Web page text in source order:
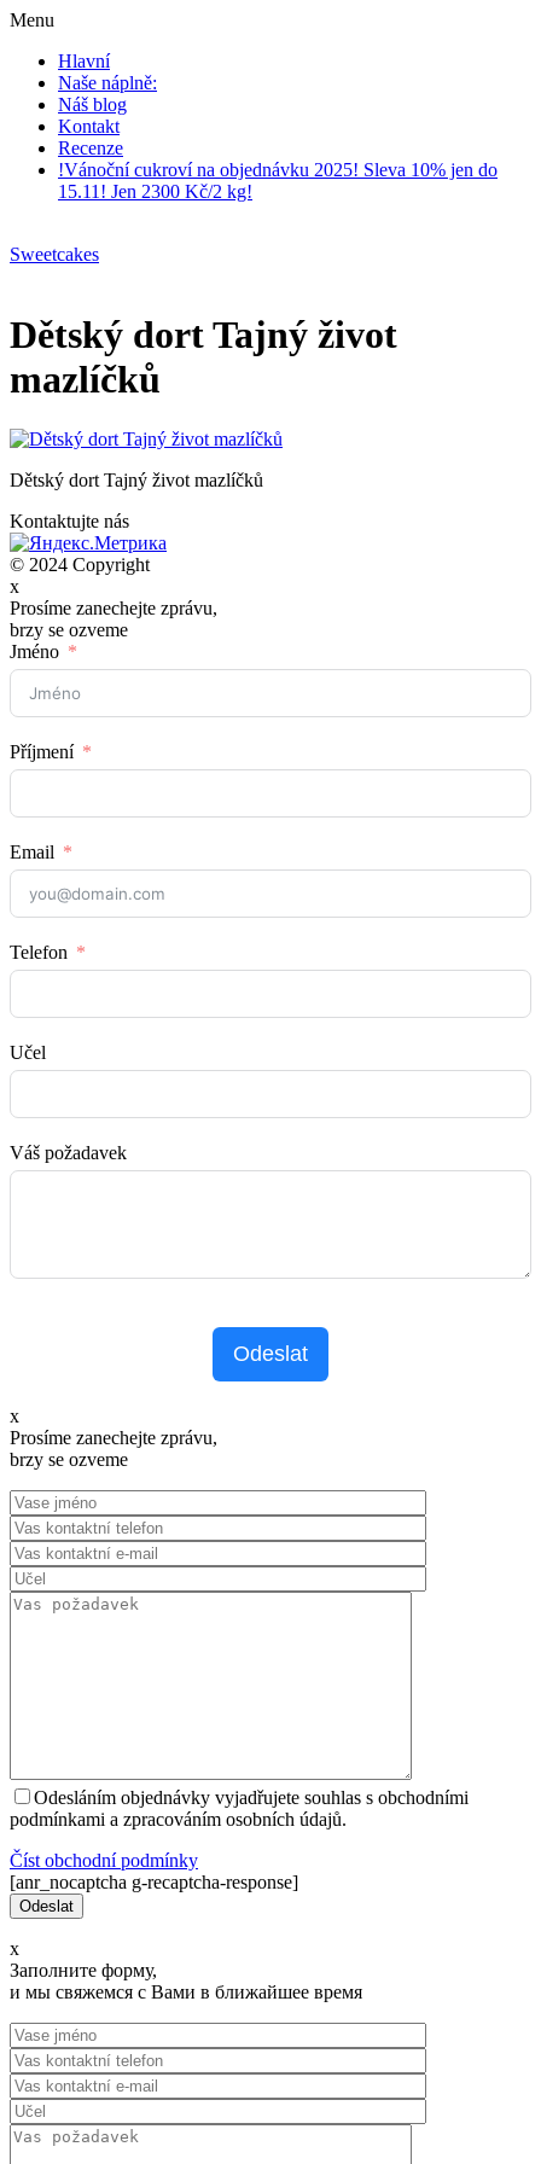
Menu
Hlavní
Naše náplně:
Náš blog
Kontakt
Recenze
!Vánoční cukroví na objednávku 2025! Sleva 10% jen do
15.11! Jen 2300 Kč/2 kg!
Sweetcakes
Dětský dort Tajný život
mazlíčků
Dětský dort Tajný život mazlíčků
Kontaktujte nás
© 2024 Copyright
x
Prosíme zanechejte zprávu,
brzy se ozveme
Jméno
Příjmení
Email
Telefon
Učel
Váš požadavek
Odeslat
x
Prosíme zanechejte zprávu,
brzy se ozveme
Odesláním objednávky vyjadřujete souhlas s obchodními
podmínkami a zpracováním osobních údajů.
Číst оbchodní podmínky
[anr_nocaptcha g-recaptcha-response]
x
Заполните форму,
и мы свяжемся с Вами в ближайшее время